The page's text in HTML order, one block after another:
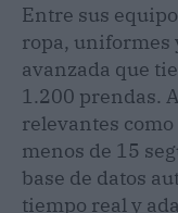
Entre sus
ropa, uniformes
avanzada que
1.200 prendas.
relevantes
menos de 15
base de datos
tiempo real y